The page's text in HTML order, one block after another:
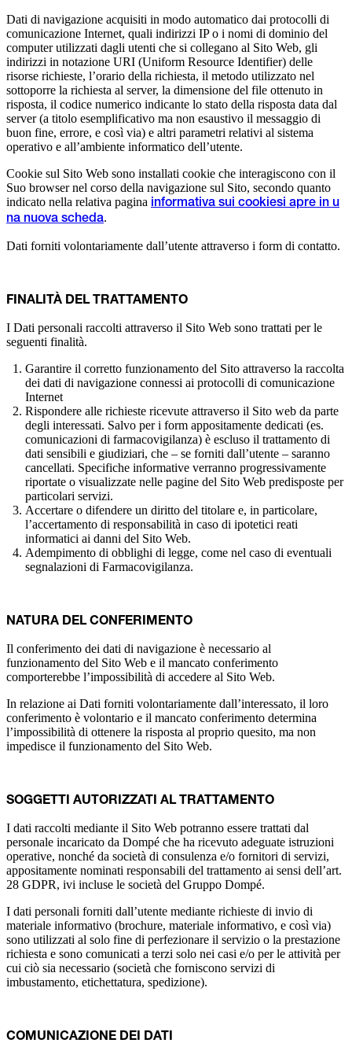
Dati di navigazione acquisiti in modo automatico dai protocolli di
comunicazione Internet, quali indirizzi IP o i nomi di dominio del
computer utilizzati dagli utenti che si collegano al Sito Web, gli
indirizzi in notazione URI (Uniform Resource Identifier) delle
risorse richieste, l’orario della richiesta, il metodo utilizzato nel
sottoporre la richiesta al server, la dimensione del file ottenuto in
risposta, il codice numerico indicante lo stato della risposta data dal
server (a titolo esemplificativo ma non esaustivo il messaggio di
buon fine, errore, e così via) e altri parametri relativi al sistema
operativo e all’ambiente informatico dell’utente.
Cookie sul Sito Web sono installati cookie che interagiscono con il
Suo browser nel corso della navigazione sul Sito, secondo quanto
indicato nella relativa pagina informativa sui cookiesi apre in u
na nuova scheda.
Dati forniti volontariamente dall’utente attraverso i form di contatto.
FINALITÀ DEL TRATTAMENTO
I Dati personali raccolti attraverso il Sito Web sono trattati per le
seguenti finalità.
Garantire il corretto funzionamento del Sito attraverso la raccolta
dei dati di navigazione connessi ai protocolli di comunicazione
Internet
Rispondere alle richieste ricevute attraverso il Sito web da parte
degli interessati. Salvo per i form appositamente dedicati (es.
comunicazioni di farmacovigilanza) è escluso il trattamento di
dati sensibili e giudiziari, che – se forniti dall’utente – saranno
cancellati. Specifiche informative verranno progressivamente
riportate o visualizzate nelle pagine del Sito Web predisposte per
particolari servizi.
Accertare o difendere un diritto del titolare e, in particolare,
l’accertamento di responsabilità in caso di ipotetici reati
informatici ai danni del Sito Web.
Adempimento di obblighi di legge, come nel caso di eventuali
segnalazioni di Farmacovigilanza.
NATURA DEL CONFERIMENTO
Il conferimento dei dati di navigazione è necessario al
funzionamento del Sito Web e il mancato conferimento
comporterebbe l’impossibilità di accedere al Sito Web.
In relazione ai Dati forniti volontariamente dall’interessato, il loro
conferimento è volontario e il mancato conferimento determina
l’impossibilità di ottenere la risposta al proprio quesito, ma non
impedisce il funzionamento del Sito Web.
SOGGETTI AUTORIZZATI AL TRATTAMENTO
I dati raccolti mediante il Sito Web potranno essere trattati dal
personale incaricato da Dompé che ha ricevuto adeguate istruzioni
operative, nonché da società di consulenza e/o fornitori di servizi,
appositamente nominati responsabili del trattamento ai sensi dell’art.
28 GDPR, ivi incluse le società del Gruppo Dompé.
I dati personali forniti dall’utente mediante richieste di invio di
materiale informativo (brochure, materiale informativo, e così via)
sono utilizzati al solo fine di perfezionare il servizio o la prestazione
richiesta e sono comunicati a terzi solo nei casi e/o per le attività per
cui ciò sia necessario (società che forniscono servizi di
imbustamento, etichettatura, spedizione).
COMUNICAZIONE DEI DATI